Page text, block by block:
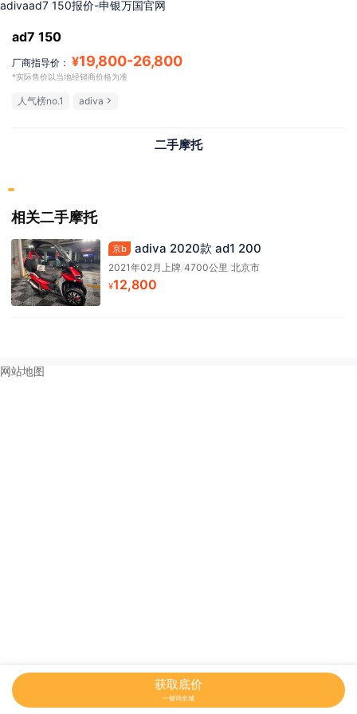
adivaad7 150报价-申银万国官网
ad7 150
厂商指导价： ¥19,800-26,800
*实际售价以当地经销商价格为准
人气榜no.1 adiva
二手摩托
相关二手摩托
京b adiva 2020款 ad1 200
2021年02月上牌/4700公里 /北京市
¥12,800
获取底价
一键询全城
网站地图